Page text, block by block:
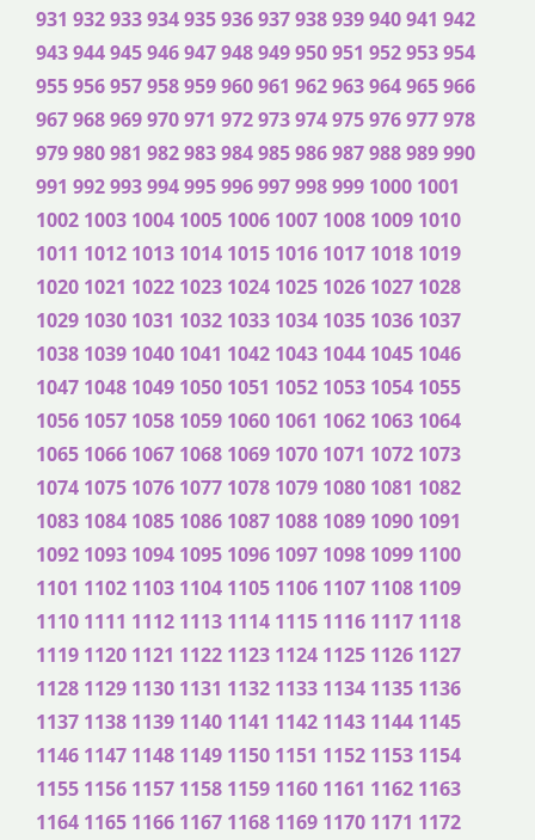
931 932933934935936937938939940941 942
943944945946947948949950951 952953954
955956957958959960961 962963964965966
967968969970971 972973974975976977978
979980981 982983984985986987988989990
991 992993994995996997998999 1000 1001
1002 1003 1004 1005 1006 1007 1008 1009 1010
1011 1012 1013 1014 1015 1016 1017 1018 1019
1020 1021 1022 1023 1024 1025 1026 1027 1028
1029 1030 1031 1032 1033 1034 1035 1036 1037
1038 1039 1040 1041 1042 1043 1044 1045 1046
1047 1048 1049 1050 1051 1052 1053 1054 1055
1056 1057 1058 1059 1060 1061 1062 1063 1064
1065 1066 1067 1068 1069 1070 1071 1072 1073
1074 1075 1076 1077 1078 1079 1080 1081 1082
1083 1084 1085 1086 1087 1088 1089 1090 1091
1092 1093 1094 1095 1096 1097 1098 1099 1100
1101 1102 1103 1104 1105 1106 1107 1108 1109
1110 1111 1112 1113 1114 1115 1116 1117 1118
1119 1120 1121 1122 1123 1124 1125 1126 1127
1128 1129 1130 1131 1132 1133 1134 1135 1136
1137 1138 1139 1140 1141 1142 1143 1144 1145
1146 1147 1148 1149 1150 1151 1152 1153 1154
1155 1156 1157 1158 1159 1160 1161 1162 1163
1164 1165 1166 1167 1168 1169 1170 1171 1172